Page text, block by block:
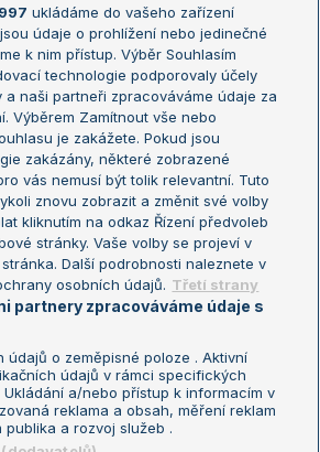
Australian Open
French Open
Wimbledon
US Open
Turnaj mistrů
Turnaj mistryň
Nastavení soukromí
Reklama
Informace o zpracování osobních
997 ukládáme do vašeho zařízení
údaje o prohlížení nebo jedinečné
k nim přístup. Výběr Souhlasím
technologie podporovaly účely
a naši partneři zpracováváme údaje za
Výběrem Zamítnout vše nebo
je zakážete. Pokud jsou
zakázány, některé zobrazené
vás nemusí být tolik relevantní. Tuto
znovu zobrazit a změnit své volby
kliknutím na odkaz Řízení předvoleb
stránky. Vaše volby se projeví v
Další podrobnosti naleznete v
osobních údajů. Třetí strany
partnery zpracováváme údaje s
údajů o zeměpisné poloze . Aktivní
údajů v rámci specifických
Ukládání a/nebo přístup k informacím v
reklama a obsah, měření reklam
publika a rozvoj služeb .